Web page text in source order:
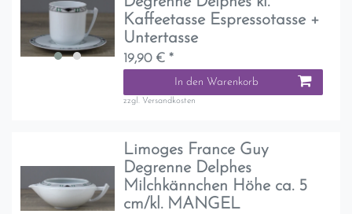
Kaffeetasse Espressotasse +
Untertasse
19,90 € *
In den Warenkorb
zzgl. Versandkosten
Limoges France Guy
Degrenne Delphes
Milchkännchen Höhe ca. 5
cm/kl. MANGEL